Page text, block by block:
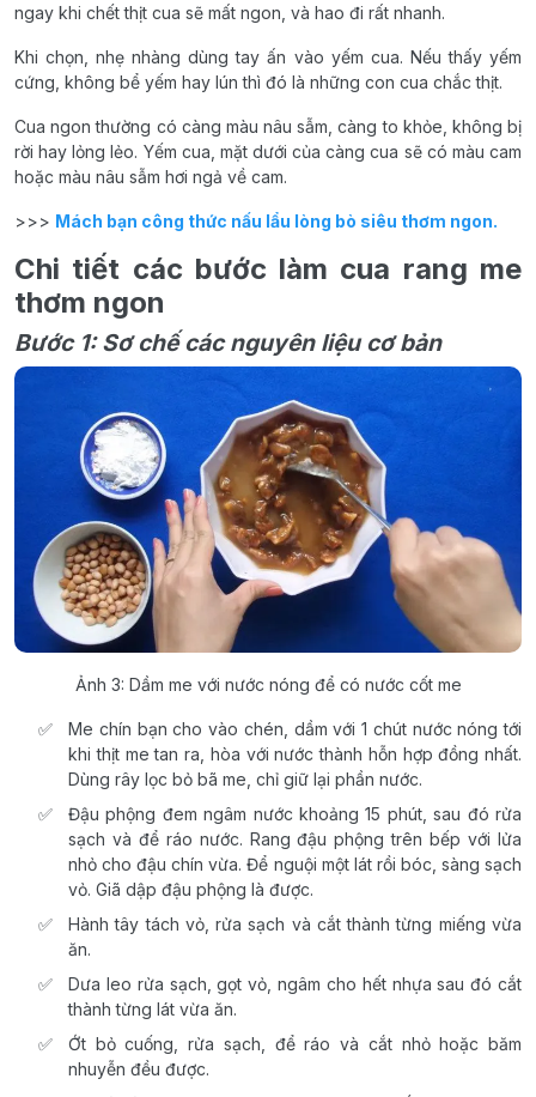
ngay khi chết thịt cua sẽ mất ngon, và hao đi rất nhanh.
Khi chọn, nhẹ nhàng dùng tay ấn vào yếm cua. Nếu thấy yếm
cứng, không bể yếm hay lún thì đó là những con cua chắc thịt.
Cua ngon thường có càng màu nâu sẫm, càng to khỏe, không bị
rời hay lỏng lẻo. Yếm cua, mặt dưới của càng cua sẽ có màu cam
hoặc màu nâu sẫm hơi ngả về cam.
>>> Mách bạn công thức nấu lẩu lòng bò siêu thơm ngon.
Chi tiết các bước làm cua rang me
thơm ngon
Bước 1: Sơ chế các nguyên liệu cơ bản
Ảnh 3: Dầm me với nước nóng để có nước cốt me
Me chín bạn cho vào chén, dầm với 1 chút nước nóng tới
khi thịt me tan ra, hòa với nước thành hỗn hợp đồng nhất.
Dùng rây lọc bỏ bã me, chỉ giữ lại phần nước.
Đậu phộng đem ngâm nước khoảng 15 phút, sau đó rửa
sạch và để ráo nước. Rang đậu phộng trên bếp với lửa
nhỏ cho đậu chín vừa. Để nguội một lát rồi bóc, sàng sạch
vỏ. Giã dập đậu phộng là được.
Hành tây tách vỏ, rửa sạch và cắt thành từng miếng vừa
ăn.
Dưa leo rửa sạch, gọt vỏ, ngâm cho hết nhựa sau đó cắt
thành từng lát vừa ăn.
Ớt bỏ cuống, rửa sạch, để ráo và cắt nhỏ hoặc băm
nhuyễn đều được.